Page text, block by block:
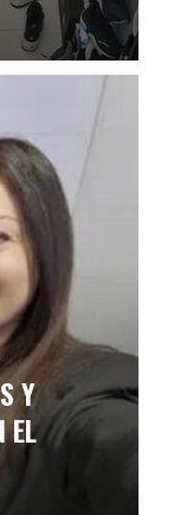
Y
EL